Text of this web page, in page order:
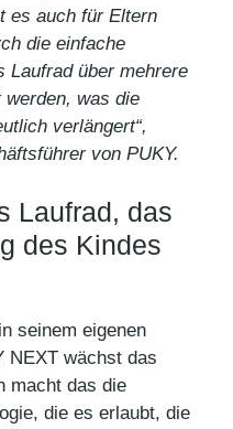
es auch für Eltern
die einfache
Laufrad über mehrere
was die
verlängert“,
von PUKY.
Laufrad, das
des Kindes
seinem eigenen
NEXT wächst das
macht das die
die es erlaubt, die